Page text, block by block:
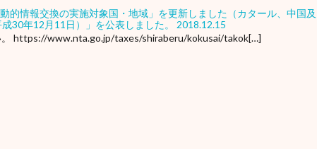
的情報交換の実施対象国・地域」を更新しました（カタール、中国及
30年12月11日）」を公表しました。
2018.12.15
https://www.nta.go.jp/taxes/shiraberu/kokusai/takok[…]